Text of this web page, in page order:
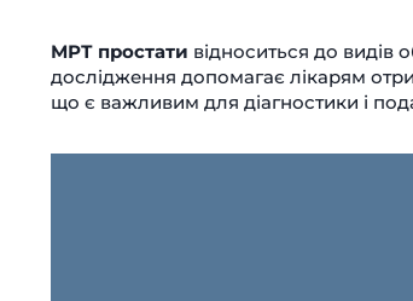
МРТ простати відноситься до видів
дослідження допомагає лікарям
що є важливим для діагностики і